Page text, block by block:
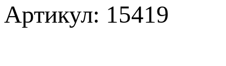
Артикул: 15419